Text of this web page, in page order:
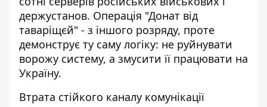
держустанов. Операція "Донат від
таваріщєй" - з іншого розряду, проте
демонструє ту саму логіку: не руйнувати
ворожу систему, а змусити її працювати на
Україну.
Втрата стійкого каналу комунікації